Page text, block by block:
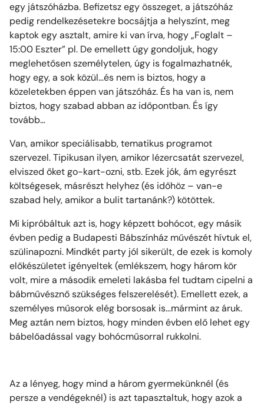
egy játszóházba. Befizetsz egy összeget, a játszóház
pedig rendelkezésetekre bocsájtja a helyszínt, meg
kaptok egy asztalt, amire ki van írva, hogy „Foglalt –
15:00 Eszter” pl. De emellett úgy gondoljuk, hogy
meglehetősen személytelen, úgy is fogalmazhatnék,
hogy egy, a sok közül…és nem is biztos, hogy a
közeletekben éppen van játszóház. És ha van is, nem
biztos, hogy szabad abban az időpontban. És így
tovább…
Van, amikor speciálisabb, tematikus programot
szervezel. Tipikusan ilyen, amikor lézercsatát szervezel,
elviszed őket go-kart-ozni, stb. Ezek jók, ám egyrészt
költségesek, másrészt helyhez (és időhöz – van-e
szabad hely, amikor a bulit tartanánk?) kötöttek.
Mi kipróbáltuk azt is, hogy képzett bohócot, egy másik
évben pedig a Budapesti Bábszínház művészét hívtuk el,
szülinapozni. Mindkét party jól sikerült, de ezek is komoly
előkészületet igényeltek (emlékszem, hogy három kör
volt, mire a második emeleti lakásba fel tudtam cipelni a
bábművésznő szükséges felszerelését). Emellett ezek, a
személyes műsorok elég borsosak is…mármint az áruk.
Meg aztán nem biztos, hogy minden évben elő lehet egy
bábelőadással vagy bohócműsorral rukkolni.
Az a lényeg, hogy mind a három gyermekünknél (és
persze a vendégeknél) is azt tapasztaltuk, hogy azok a